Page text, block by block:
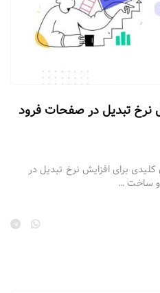
و لندینگ پیج ۲۰ نکته‌ی کلیدی برای افزایش نرخ تبدیل در
و ساخت …